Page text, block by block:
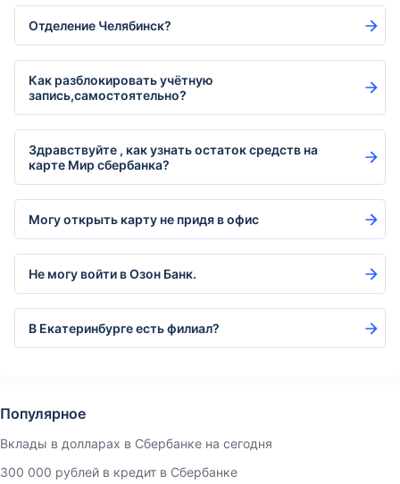
Отделение Челябинск?
Как разблокировать учётную
запись,самостоятельно?
Здравствуйте , как узнать остаток средств на
карте Мир сбербанка?
Могу открыть карту не придя в офис
Не могу войти в Озон Банк.
В Екатеринбурге есть филиал?
Популярное
Вклады в долларах в Сбербанке на сегодня
300 000 рублей в кредит в Сбербанке